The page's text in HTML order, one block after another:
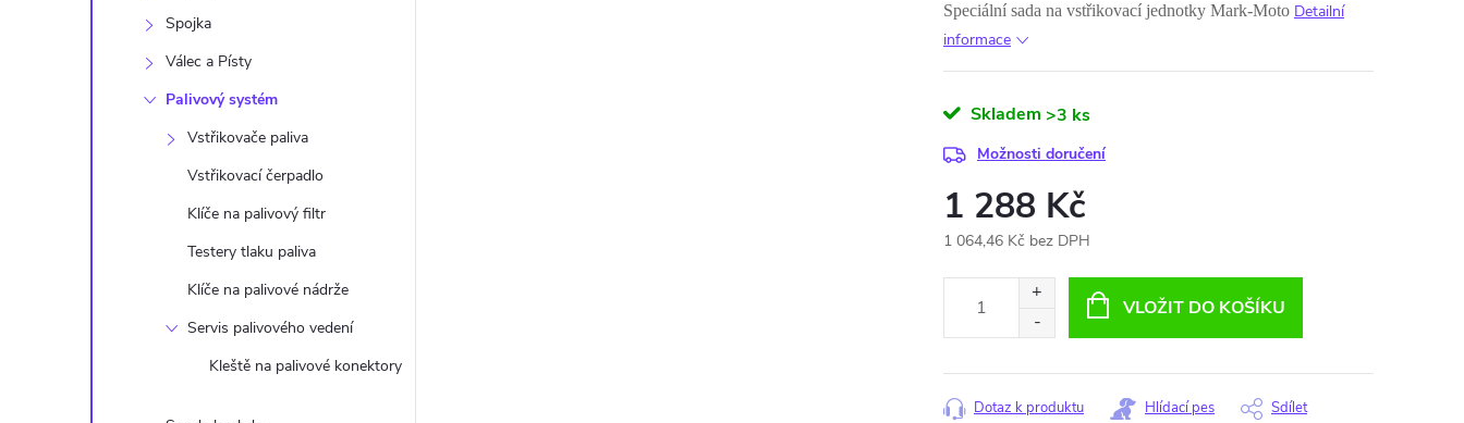
Spojka
Válec a Písty
Palivový systém
Vstřikovače paliva
Vstřikovací čerpadlo
Klíče na palivový filtr
Testery tlaku paliva
Klíče na palivové nádrže
Servis palivového vedení
Kleště na palivové konektory
Speciální sada na vstřikovací jednotky Mark-Moto Detailní
informace
Skladem >3 ks
Možnosti doručení
1 288 Kč
1 064,46 Kč bez DPH
VLOŽIT DO KOŠÍKU
Dotaz k produktu Hlídací pes Sdílet